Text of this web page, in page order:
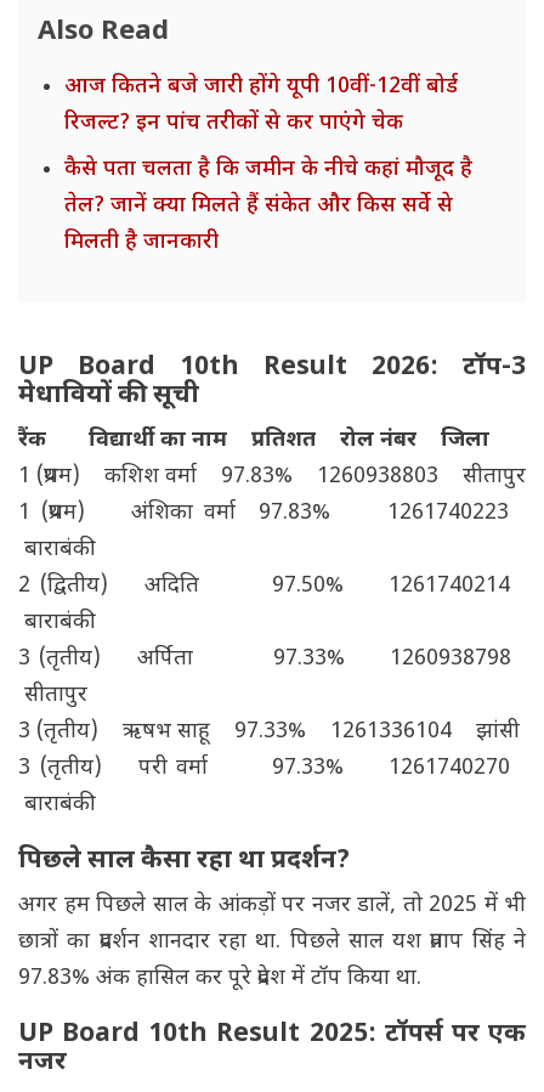
Also Read
आज कितने बजे जारी होंगे यूपी 10वीं-12वीं बोर्ड
रिजल्ट? इन पांच तरीकों से कर पाएंगे चेक
कैसे पता चलता है कि जमीन के नीचे कहां मौजूद है
तेल? जानें क्या मिलते हैं संकेत और किस सर्वे से
मिलती है जानकारी
UP Board 10th Result 2026: टॉप-3
मेधावियों की सूची
रैंक विद्यार्थी का नाम प्रतिशत रोल नंबर
जिला
1 (प्रथम) कशिश वर्मा 97.83% 1260938803 सीतापुर
1 (प्रथम) अंशिका वर्मा 97.83% 1261740223
बाराबंकी
2 (द्वितीय) अदिति 97.50% 1261740214
बाराबंकी
3 (तृतीय) अर्पिता 97.33% 1260938798
सीतापुर
3 (तृतीय) ऋषभ साहू 97.33% 1261336104 झांसी
3 (तृतीय) परी वर्मा 97.33% 1261740270
बाराबंकी
पिछले साल कैसा रहा था प्रदर्शन?
अगर हम पिछले साल के आंकड़ों पर नजर डालें, तो 2025 में भी
छात्रों का प्रदर्शन शानदार रहा था. पिछले साल यश प्रताप सिंह ने
97.83% अंक हासिल कर पूरे प्रदेश में टॉप किया था.
UP Board 10th Result 2025: टॉपर्स पर एक
नजर